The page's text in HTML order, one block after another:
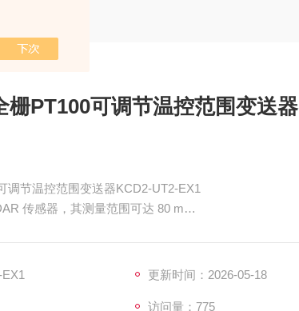
栅PT100可调节温控范围变送器
调节温控范围变送器KCD2-UT2-EX1
传感器，其测量范围可达 80 m
更新时间：2026-05-18
访问量：775